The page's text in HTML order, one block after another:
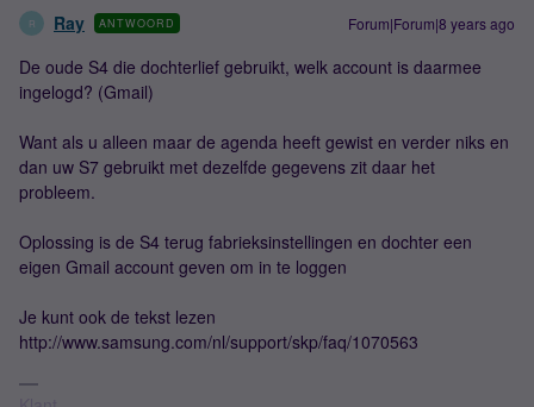
R Ray ANTWOORD Forum|Forum|8 years ago
De oude S4 die dochterlief gebruikt, welk account is daarmee
ingelogd? (Gmail)
Want als u alleen maar de agenda heeft gewist en verder niks en
dan uw S7 gebruikt met dezelfde gegevens zit daar het
probleem.
Oplossing is de S4 terug fabrieksinstellingen en dochter een
eigen Gmail account geven om in te loggen
Je kunt ook de tekst lezen
http://www.samsung.com/nl/support/skp/faq/1070563